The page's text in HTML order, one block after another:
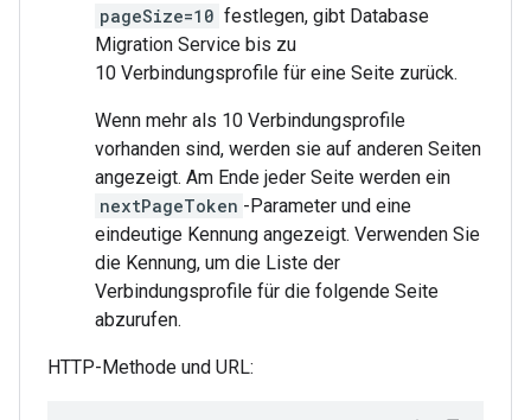
pageSize=10 festlegen, gibt Database
Migration Service bis zu
10 Verbindungsprofile für eine Seite zurück.
Wenn mehr als 10 Verbindungsprofile
vorhanden sind, werden sie auf anderen Seiten
angezeigt. Am Ende jeder Seite werden ein
nextPageToken -Parameter und eine
eindeutige Kennung angezeigt. Verwenden Sie
die Kennung, um die Liste der
Verbindungsprofile für die folgende Seite
abzurufen.
HTTP-Methode und URL: